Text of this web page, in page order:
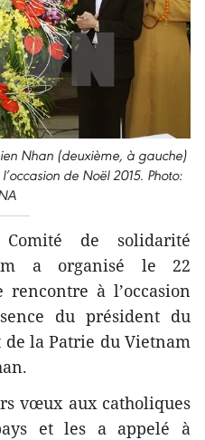
Nhan (deuxième, à gauche)
de Noël 2015. Photo:
de solidarité
a organisé le 22
à l’occasion
du président du
la Patrie du Vietnam
vœux aux catholiques
et les a appelé à